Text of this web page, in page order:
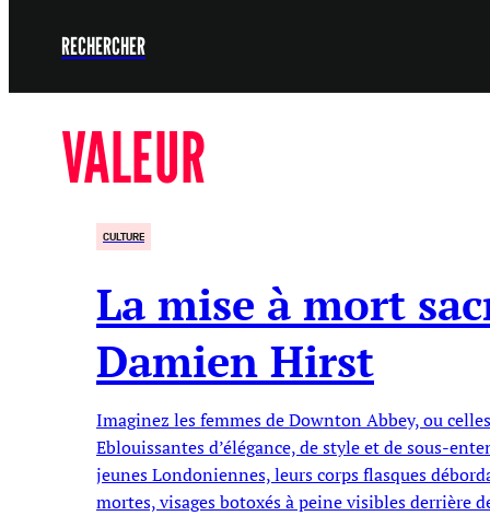
RECHERCHER
VALEUR
CULTURE
La mise à mort
Damien Hirst
Imaginez les femmes de Downton Abbey, ou
Eblouissantes d’élégance, de style et de sous-
jeunes Londoniennes, leurs corps flasques
mortes, visages botoxés à peine visibles derrière